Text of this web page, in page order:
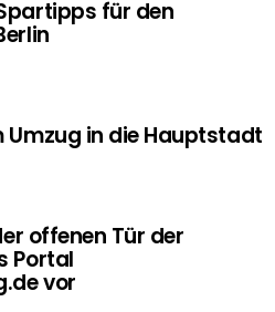
für den
Umzug in die Hauptstadt
offenen Tür der
Portal
vor